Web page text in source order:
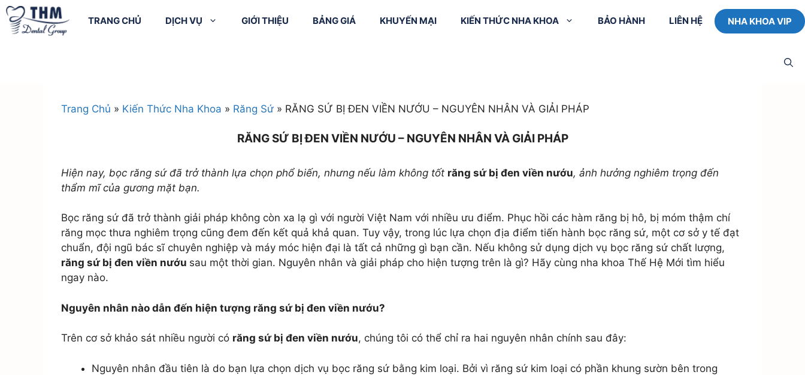
TRANG CHỦ DỊCH VỤ
Cạo vôi + Đánh
Nhổ răng người lớn
Điều trị Nha chu
Phẫu thuật Nha
Răng giả tháo lắp
Tẩy trắng răng
Răng sứ Titan
Răng sứ Cr –
Coban
Răng sứ quý kim
Răng sứ Zirconia
Răng sứ Zirconia
HT
Nhổ răng trẻ em
Trám răng sữa
Niềng răng mắc
cài sứ
Niềng răng mắc
cài mặt trong
Cắt nướu
Làm dài thân răng
Máng hướng dẫn
cấy ghép Implant
toàn hàm All on 6
GIỚI THIỆU BẢNG GIÁ KHUYẾN MẠI KIẾN THỨC NHA KHOA BẢO HÀNH LIÊN HỆ NHA KHOA VIP
Trang Chủ » Kiến Thức Nha Khoa » Răng Sứ » RĂNG SỨ BỊ ĐEN VIỀN NƯỚU – NGUYÊN NHÂN VÀ GIẢI PHÁP
RĂNG SỨ BỊ ĐEN VIỀN NƯỚU – NGUYÊN NHÂN VÀ GIẢI PHÁP
Hiện nay, bọc răng sứ đã trở thành lựa chọn phổ biến, nhưng nếu làm không tốt răng sứ bị đen viền nướu, ảnh hưởng nghiêm trọng đến
thẩm mĩ của gương mặt bạn.
Bọc răng sứ đã trở thành giải pháp không còn xa lạ gì với người Việt Nam với nhiều ưu điểm. Phục hồi các hàm răng bị hô, bị móm thậm chí
răng mọc thưa nghiêm trọng cũng đem đến kết quả khả quan. Tuy vậy, trong lúc lựa chọn địa điểm tiến hành bọc răng sứ, một cơ sở y tế đạt
chuẩn, đội ngũ bác sĩ chuyên nghiệp và máy móc hiện đại là tất cả những gì bạn cần. Nếu không sử dụng dịch vụ bọc răng sứ chất lượng,
răng sứ bị đen viền nướu sau một thời gian. Nguyên nhân và giải pháp cho hiện tượng trên là gì? Hãy cùng nha khoa Thế Hệ Mới tìm hiểu
ngay nào.
Nguyên nhân nào dẫn đến hiện tượng răng sứ bị đen viền nướu?
Trên cơ sở khảo sát nhiều người có răng sứ bị đen viền nướu, chúng tôi có thể chỉ ra hai nguyên nhân chính sau đây:
Nguyên nhân đầu tiên là do bạn lựa chọn dịch vụ bọc răng sứ bằng kim loại. Bởi vì răng sứ kim loại có phần khung sườn bên trong